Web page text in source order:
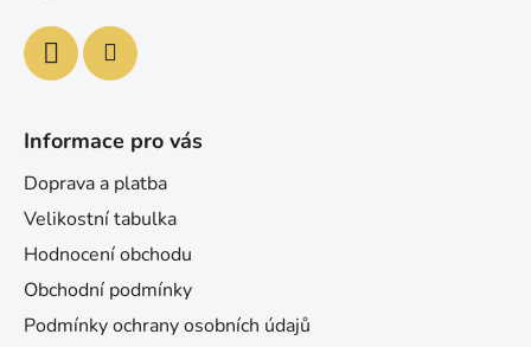
Informace pro vás
Doprava a platba
Velikostní tabulka
Hodnocení obchodu
Obchodní podmínky
Podmínky ochrany osobních údajů